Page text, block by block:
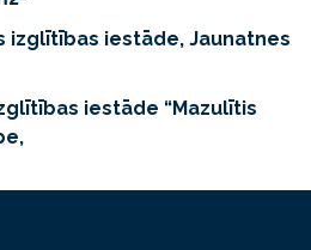
izglītības iestāde, Jaunatnes
iestāde “Mazulītis